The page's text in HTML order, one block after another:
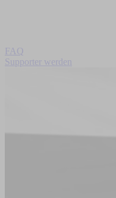
FAQ
Supporter werden